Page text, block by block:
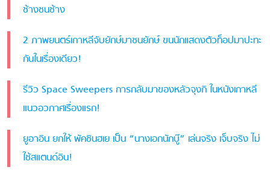
ช้างชนช้าง
2 ภาพยนตร์เกาหลีจับยักษ์มาชนยักษ์ ขนนักแสดงตัวท็อปมาปะทะ
กันในเรื่องเดียว!
รีวิว Space Sweepers การกลับมาของหลัวจุงกิ ในหนังเกาหลี
แนวอวกาศเรื่องแรก!
ยูอาอิน ยกให้ พัคชินฮเย เป็น “นางเอกนักบู๊” เล่นจริง เจ็บจริง ไม่
ใช้สแตนด์อิน!